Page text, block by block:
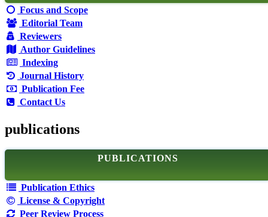
Focus and Scope
Editorial Team
Reviewers
Author Guidelines
Indexing
Journal History
Publication Fee
Contact Us
publications
PUBLICATIONS
Publication Ethics
License & Copyright
Peer Review Process